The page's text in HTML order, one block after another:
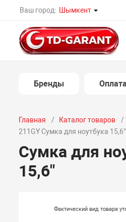
Ваш город: Шымкент
Бренды
Главная Каталог товаров
211GY Сумка для ноутбука 15,6"
Сумка для
15,6"
Фактический вид товара